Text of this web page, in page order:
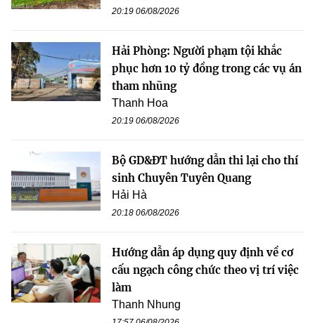
20:19 06/08/2026
Hải Phòng: Người phạm tội khắc
phục hơn 10 tỷ đồng trong các vụ án
tham nhũng
Thanh Hoa
20:19 06/08/2026
Bộ GD&ĐT hướng dẫn thi lại cho thí
sinh Chuyên Tuyên Quang
Hải Hà
20:18 06/08/2026
Hướng dẫn áp dụng quy định về cơ
cấu ngạch công chức theo vị trí việc
làm
Thanh Nhung